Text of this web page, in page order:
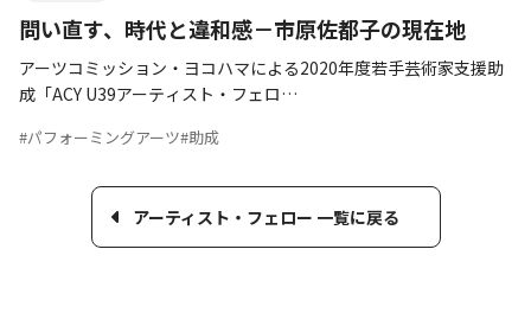
問い直す、時代と違和感－市原佐都子の現在地
アーツコミッション・ヨコハマによる2020年度若手芸術家支援助
成「ACY U39アーティスト・フェロ…
#パフォーミングアーツ#助成
アーティスト・フェロー 一覧に戻る